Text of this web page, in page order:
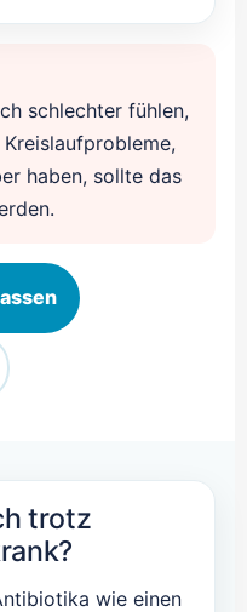
schlechter fühlen,
haben, sollte das
trotz
wie einen